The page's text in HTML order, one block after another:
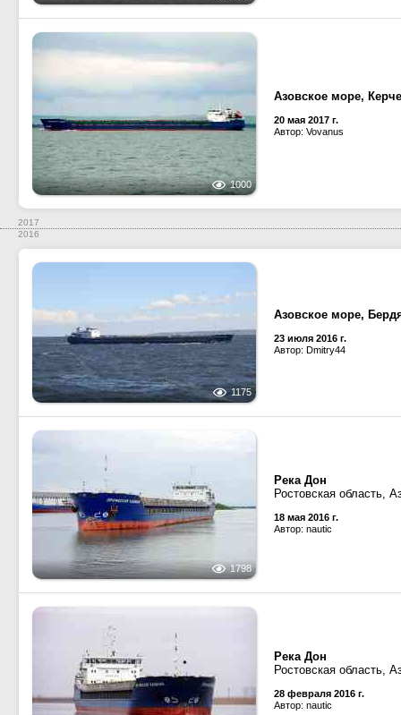
1000
Азовское море,
20 мая 2017 г.
Автор: Vovanus
2017
2016
1175
Азовское море,
23 июля 2016 г.
Автор: Dmitry44
1798
Река Дон
Ростовская область,
18 мая 2016 г.
Автор: nautic
Река Дон
Ростовская область,
28 февраля 2016 г.
Автор: nautic